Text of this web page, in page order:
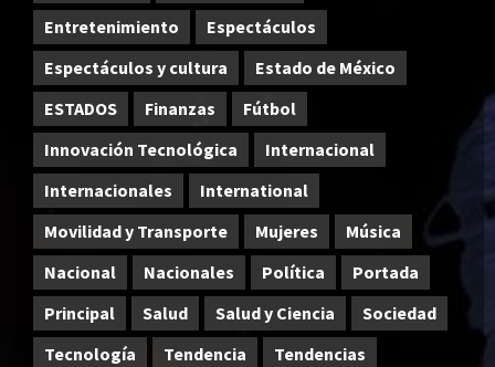
Entretenimiento
Espectáculos
Espectáculos y cultura
Estado de México
ESTADOS
Finanzas
Fútbol
Innovación Tecnológica
Internacional
Internacionales
International
Movilidad y Transporte
Mujeres
Música
Nacional
Nacionales Política
Portada
Principal
Salud Salud y Ciencia
Sociedad
Tecnología
Tendencia
Tendencias